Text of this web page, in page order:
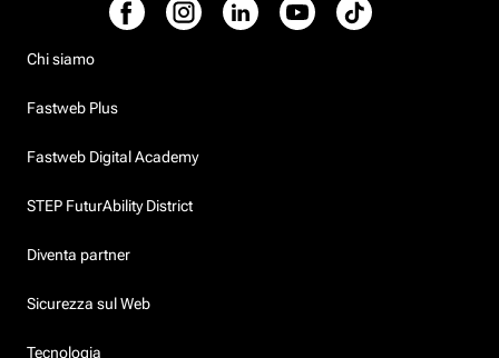
Chi siamo
Fastweb Plus
Fastweb Digital Academy
STEP FuturAbility District
Diventa partner
Sicurezza sul Web
Tecnologia